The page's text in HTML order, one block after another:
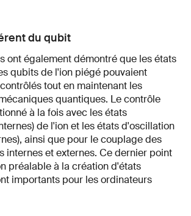
du qubit
ont également démontré que les états
qubits de l'ion piégé pouvaient
tout en maintenant les
quantiques. Le contrôle
à la fois avec les états
de l'ion et les états d'oscillation
ainsi que pour le couplage des
internes et externes. Ce dernier point
préalable à la création d'états
importants pour les ordinateurs